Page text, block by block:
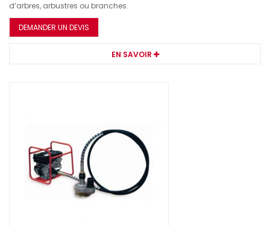
d’arbres, arbustres ou branches.
DEMANDER UN DEVIS
EN SAVOIR